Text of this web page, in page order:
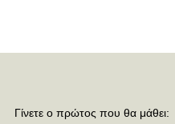
Γίνετε ο πρώτος που θα μάθει: